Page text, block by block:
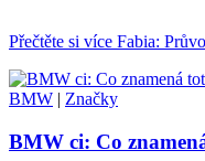
Přečtěte si více Fabia:
BMW | Značky
BMW ci: Co